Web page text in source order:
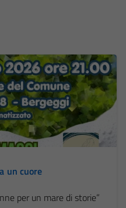
un cuore
per un mare di storie”